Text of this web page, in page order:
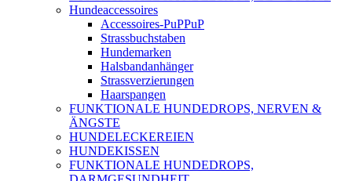
Hundeaccessoires
Accessoires-PuPPuP
Strassbuchstaben
Hundemarken
Halsbandanhänger
Strassverzierungen
Haarspangen
FUNKTIONALE HUNDEDROPS, NERVEN &
ÄNGSTE
HUNDELECKEREIEN
HUNDEKISSEN
FUNKTIONALE HUNDEDROPS,